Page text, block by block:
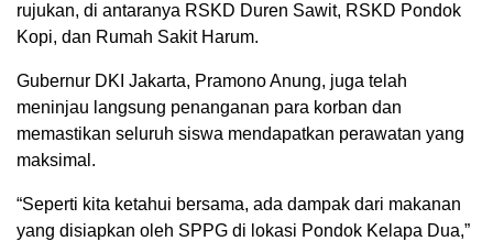
rujukan, di antaranya RSKD Duren Sawit, RSKD Pondok
Kopi, dan Rumah Sakit Harum.
Gubernur DKI Jakarta, Pramono Anung, juga telah
meninjau langsung penanganan para korban dan
memastikan seluruh siswa mendapatkan perawatan yang
maksimal.
“Seperti kita ketahui bersama, ada dampak dari makanan
yang disiapkan oleh SPPG di lokasi Pondok Kelapa Dua,”